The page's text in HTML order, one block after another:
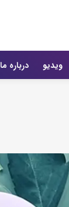
ویدیو درباره ما